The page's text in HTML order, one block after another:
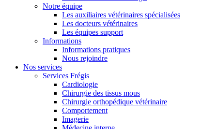
Notre équipe
Les auxiliaires vétérinaires spécialisées
Les docteurs vétérinaires
Les équipes support
Informations
Informations pratiques
Nous rejoindre
Nos services
Services Frégis
Cardiologie
Chirurgie des tissus mous
Chirurgie orthopédique vétérinaire
Comportement
Imagerie